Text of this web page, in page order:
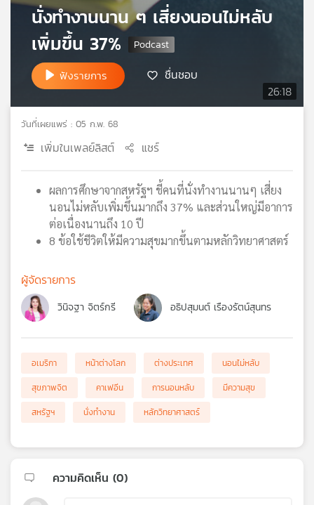
บี
เอส
26:18
นั่งทำงานนาน ๆ เสี่ยงนอนไม่หลับ
เพิ่มขึ้น 37%
ฟังรายการ ชื่นชอบ
วันที่เผยแพร่ : 05 ก.พ. 68
เพิ่มในเพลย์ลิสต์ แชร์
ผลการศึกษาจากสหรัฐฯ ชี้คนที่นั่งทำงานนานๆ เสี่ยง
นอนไม่หลับเพิ่มขึ้นมากถึง 37% และส่วนใหญ่มีอาการ
ต่อเนื่องนานถึง 10 ปี
8 ข้อใช้ชีวิตให้มีความสุขมากขึ้นตามหลักวิทยาศาสตร์
ผู้จัดรายการ
วินิจฐา จิตร์กรี อธิปสุมนต์ เรืองรัตน์สุนทร
อเมริกา หน้าต่างโลก ต่างประเทศ
นอนไม่หลับ
สุขภาพจิต
คาเฟอีน การนอนหลับ
มีความสุข
สหรัฐฯ
นั่งทำงาน หลักวิทยาศาสตร์
ความคิดเห็น (0)